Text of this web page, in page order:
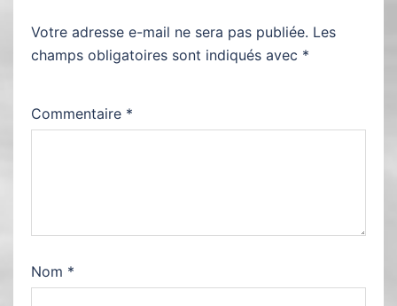
Votre adresse e-mail ne sera pas publiée. Les
champs obligatoires sont indiqués avec *
Commentaire *
Nom *